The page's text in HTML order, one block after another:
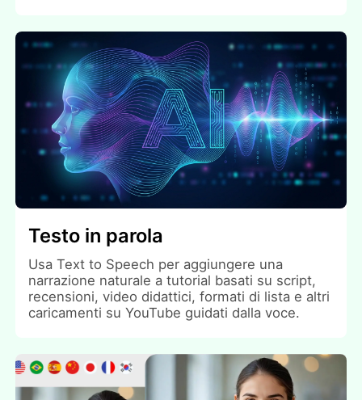
Testo in parola
Usa Text to Speech per aggiungere una
narrazione naturale a tutorial basati su script,
recensioni, video didattici, formati di lista e altri
caricamenti su YouTube guidati dalla voce.